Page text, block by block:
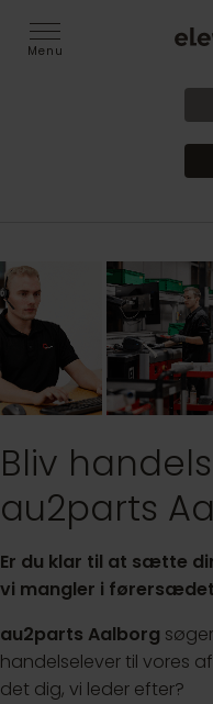
Menu
Bliv
au2parts
Er du klar til at sætte
vi mangler i
au2parts Aalborg
handelselever til vores
det dig, vi leder efter?